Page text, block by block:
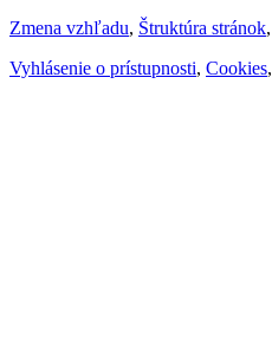
Zmena vzhľadu, Štruktúra stránok,
Vyhlásenie o prístupnosti, Cookies,